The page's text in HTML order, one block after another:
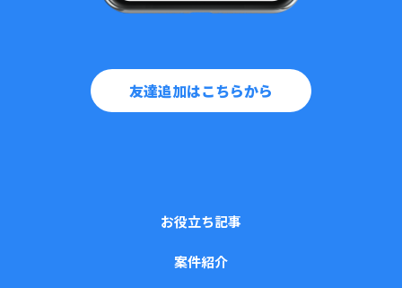
友達追加はこちらから
お役立ち記事
案件紹介